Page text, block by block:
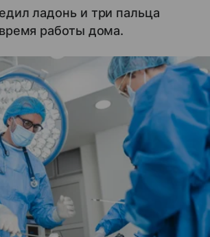
ладонь и три пальца
работы дома.